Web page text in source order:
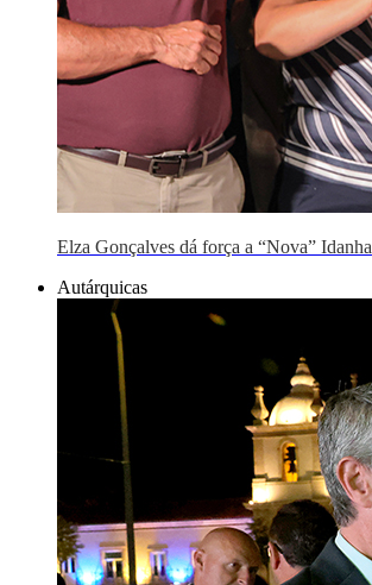
Elza Gonçalves dá força a “Nova” Idanha
Autárquicas